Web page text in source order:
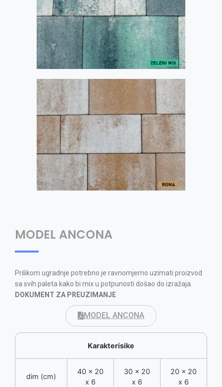
MODEL ANCONA
Prilikom ugradnje potrebno je ravnomjerno uzimati proizvod
sa svih paleta kako bi mix u potpunosti došao do izražaja.
DOKUMENT ZA PREUZIMANJE
MODEL ANCONA
Karakterisike
dim (cm)
40 x 20
x 6
30 x 20
x 6
20 x 20
x 6